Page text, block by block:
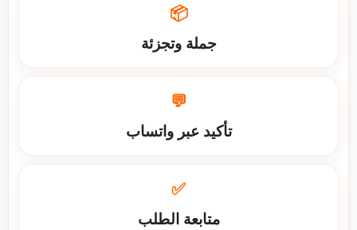
📦
جملة وتجزئة
💬
تأكيد عبر واتساب
✅
متابعة الطلب